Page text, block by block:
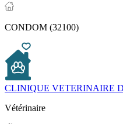
CONDOM (32100)
CLINIQUE VETERINAIRE
Vétérinaire